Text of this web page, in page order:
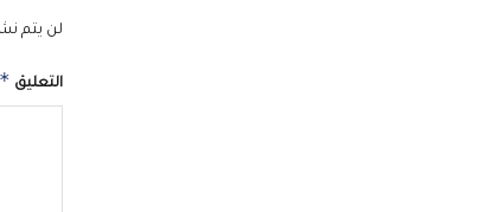
لن يتم
التعليق *